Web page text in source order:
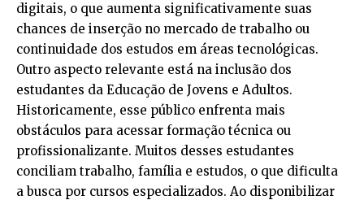
digitais, o que aumenta significativamente suas
chances de inserção no mercado de trabalho ou
continuidade dos estudos em áreas tecnológicas.
Outro aspecto relevante está na inclusão dos
estudantes da Educação de Jovens e Adultos.
Historicamente, esse público enfrenta mais
obstáculos para acessar formação técnica ou
profissionalizante. Muitos desses estudantes
conciliam trabalho, família e estudos, o que dificulta
a busca por cursos especializados. Ao disponibilizar